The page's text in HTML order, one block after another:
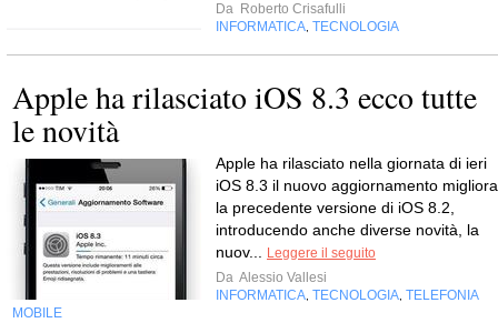
Da Roberto Crisafulli
INFORMATICA TECNOLOGIA
Apple ha rilasciato iOS 8.3 ecco tutte
le novità
Apple ha rilasciato nella giornata di ieri
iOS 8.3 il nuovo aggiornamento migliora
la precedente versione di iOS 8.2,
introducendo anche diverse novità, la
nuov...
Leggere il seguito
Da Alessio Vallesi
INFORMATICA TECNOLOGIA TELEFONIA
MOBILE